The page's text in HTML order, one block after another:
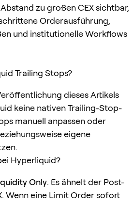
zu großen CEX sichtbar,
Orderausführung,
und institutionelle Workflows
Trailing Stops?
dieses Artikels
keine nativen Trailing-Stop-
manuell anpassen oder
eigene
Hyperliquid?
Only. Es ähnelt der Post-
Wenn eine Limit Order sofort